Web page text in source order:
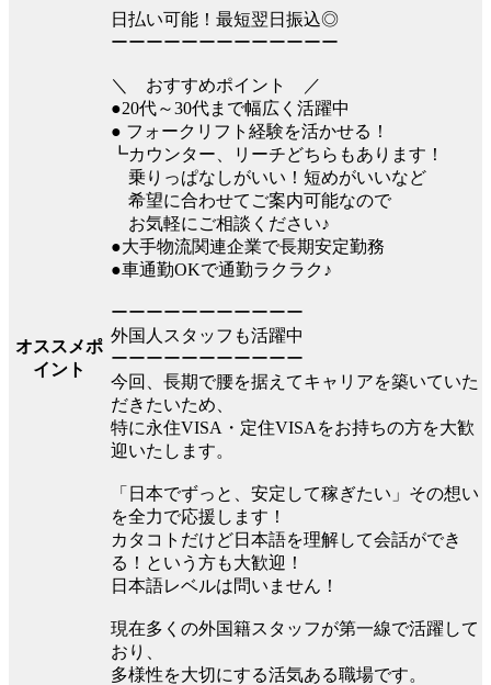
オススメポ
イント
日払い可能！最短翌日振込◎
ーーーーーーーーーーーーー
＼ おすすめポイント ／
●20代～30代まで幅広く活躍中
● フォークリフト経験を活かせる！
┗カウンター、リーチどちらもあります！
乗りっぱなしがいい！短めがいいなど
希望に合わせてご案内可能なので
お気軽にご相談ください♪
●大手物流関連企業で長期安定勤務
●車通勤OKで通勤ラクラク♪
ーーーーーーーーーーー
外国人スタッフも活躍中
ーーーーーーーーーーー
今回、長期で腰を据えてキャリアを築いていた
だきたいため、
特に永住VISA・定住VISAをお持ちの方を大歓
迎いたします。
「日本でずっと、安定して稼ぎたい」その想い
を全力で応援します！
カタコトだけど日本語を理解して会話ができ
る！という方も大歓迎！
日本語レベルは問いません！
現在多くの外国籍スタッフが第一線で活躍して
おり、
多様性を大切にする活気ある職場です。